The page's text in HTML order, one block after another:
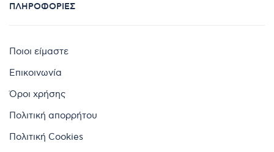
ΠΛΗΡΟΦΟΡΊΕΣ
Ποιοι είμαστε
Επικοινωνία
Όροι χρήσης
Πολιτική απορρήτου
Πολιτική Cookies